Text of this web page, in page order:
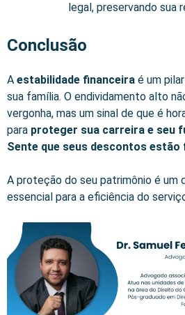
legal, preservando sua
Conclusão
A estabilidade financeira é um
sua família. O endividamento alto
vergonha, mas um sinal de que é
para proteger sua carreira e seu
Sente que seus descontos
A proteção do seu patrimônio é um
essencial para a eficiência do